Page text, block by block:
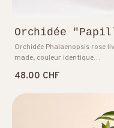
Orchidée
Orchidée Phalaenopsis rose
made, couleur identique…
48.00 CHF